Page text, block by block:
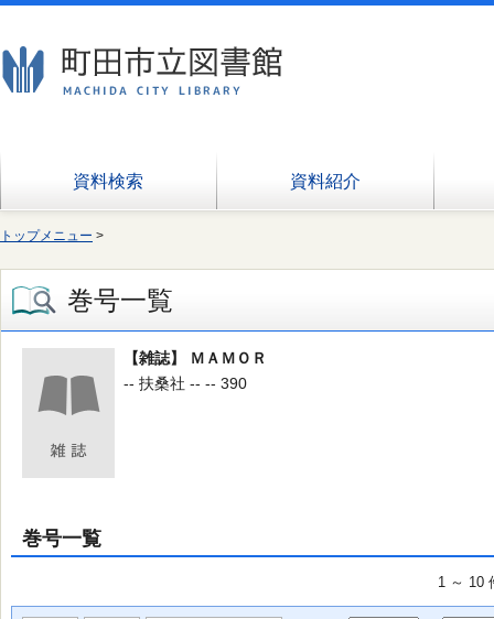
資料検索 資料紹介
トップメニュー >
巻号一覧
【雑誌】 ＭＡＭＯＲ
-- 扶桑社 -- -- 390
巻号一覧
1 ～ 10